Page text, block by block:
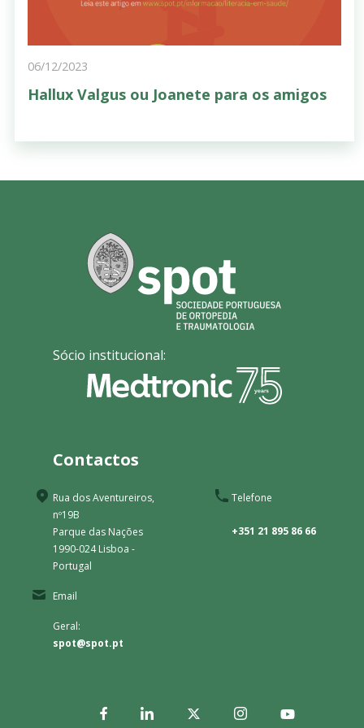
06/12/2023
Hallux Valgus ou Joanete para os amigos
Sócio institucional:
Contactos
Rua dos Aventureiros,
nº19B
Parque das Nações
1990-024 Lisboa -
Portugal
Telefone
+351 21 895 86 66
Email
Geral:
spot@spot.pt